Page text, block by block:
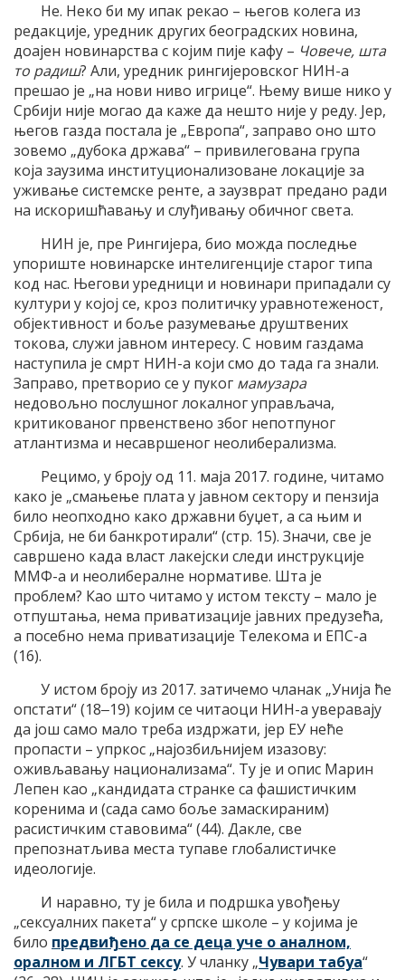
Не. Неко би му ипак рекао – његов колега из
редакције, уредник других београдских новина,
доајен новинарства с којим пије кафу – Човече, шта
то радиш? Али, уредник рингијеровског НИН-а
прешао је „на нови ниво игрице“. Њему више нико у
Србији није могао да каже да нешто није у реду. Јер,
његов газда постала је „Европа“, заправо оно што
зовемо „дубока држава“ – привилегована група
која заузима институционализоване локације за
уживање системске ренте, а заузврат предано ради
на искоришћавању и слуђивању обичног света.
НИН је, пре Рингијера, био можда последње
упориште новинарске интелигенције старог типа
код нас. Његови уредници и новинари припадали су
култури у којој се, кроз политичку уравнотеженост,
објективност и боље разумевање друштвених
токова, служи јавном интересу. С новим газдама
наступила је смрт НИН-а који смо до тада га знали.
Заправо, претворио се у пуког мамузара
недовољно послушног локалног управљача,
критикованог првенствено због непотпуног
атлантизма и несавршеног неолиберализма.
Рецимо, у броју од 11. маја 2017. године, читамо
како је „смањење плата у јавном сектору и пензија
било неопходно како државни буџет, а са њим и
Србија, не би банкротирали“ (стр. 15). Значи, све је
савршено када власт лакејски следи инструкције
ММФ-а и неолибералне нормативе. Шта је
проблем? Као што читамо у истом тексту – мало је
отпуштања, нема приватизације јавних предузећа,
а посебно нема приватизације Телекома и ЕПС-а
(16).
У истом броју из 2017. затичемо чланак „Унија ће
опстати“ (18‒19) којим се читаоци НИН-а уверавају
да још само мало треба издржати, јер ЕУ неће
пропасти – упркос „најозбиљнијем изазову:
оживљавању национализама“. Ту је и опис Марин
Лепен као „кандидата странке са фашистичким
коренима и (сада само боље замаскираним)
расистичким ставовима“ (44). Дакле, све
препознатљива места тупаве глобалистичке
идеологије.
И наравно, ту је била и подршка увођењу
„сексуалних пакета“ у српске школе – у којима је
било предвиђено да се деца уче о аналном,
оралном и ЛГБТ сексу. У чланку „Чувари табуа“